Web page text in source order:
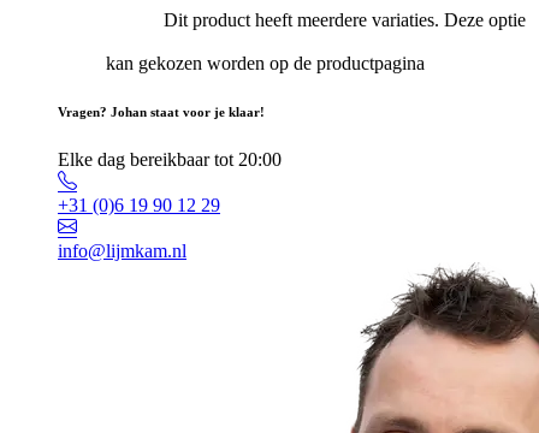
Dit product heeft meerdere variaties. Deze optie
kan gekozen worden op de productpagina
Vragen? Johan staat voor je klaar!
Elke dag bereikbaar tot 20:00
+31 (0)6 19 90 12 29
info@lijmkam.nl